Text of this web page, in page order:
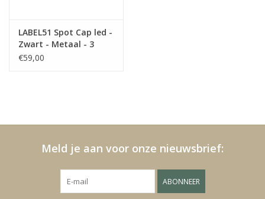
LABEL51 Spot Cap led -
Zwart - Metaal - 3
Lichts
€59,00
Meld je aan voor onze nieuwsbrief:
ABONNEER